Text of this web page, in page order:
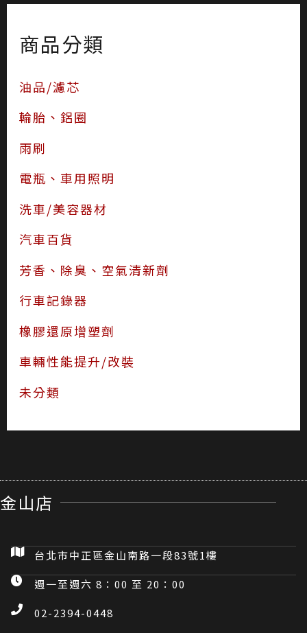
商品分類
油品/濾芯
輪胎、鋁圈
雨刷
電瓶、車用照明
洗車/美容器材
汽車百貨
芳香、除臭、空氣清新劑
行車記錄器
橡膠還原增塑劑
車輛性能提升/改裝
未分類
金山店
台北市中正區金山南路一段83號1樓
週一至週六 8：00 至 20：00
02-2394-0448